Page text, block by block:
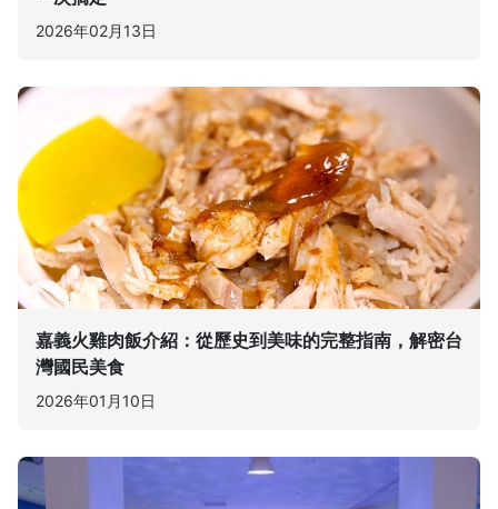
2026年02月13日
嘉義火雞肉飯介紹：從歷史到美味的完整指南，解密台
灣國民美食
2026年01月10日